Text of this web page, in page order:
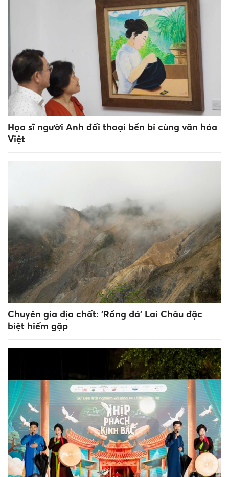
Họa sĩ người Anh đối thoại bền bỉ cùng văn hóa
Việt
Chuyên gia địa chất: 'Rồng đá' Lai Châu đặc
biệt hiếm gặp